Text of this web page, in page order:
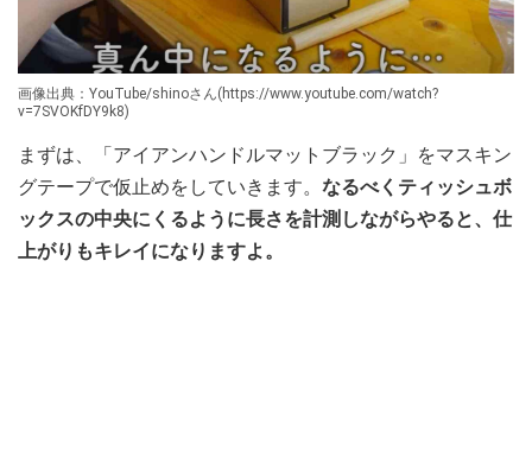
画像出典：YouTube/shinoさん(https://www.youtube.com/watch?
v=7SVOKfDY9k8)
まずは、「アイアンハンドルマットブラック」をマスキン
グテープで仮止めをしていきます。 なるべくティッシュボ
ックスの中央にくるように長さを計測しながらやると、仕
上がりもキレイになりますよ。